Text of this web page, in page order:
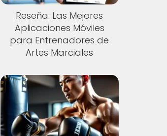
Reseña: Las Mejores
Aplicaciones Móviles
para Entrenadores de
Artes Marciales